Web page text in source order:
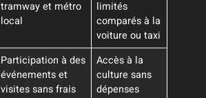
tramway et métro
local
limités
comparés à la
voiture ou taxi
Participation à des
événements et
visites sans frais
Accès à la
culture sans
dépenses